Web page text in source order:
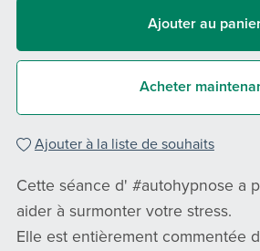
Ajouter au
Acheter
Ajouter à la liste de souhaits
Cette séance d' #autohypnose a
aider à surmonter votre stress.
Elle est entièrement commentée